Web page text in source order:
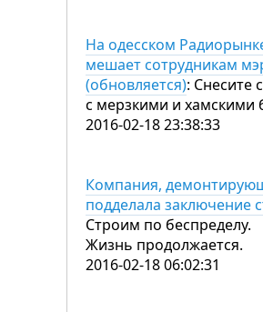
На одесском
мешает сотрудникам
(обновляется): Снесите
с мерзкими и хамскими
2016-02-18 23:38:33
Компания,
подделала заключение
Строим по беспределу.
Жизнь продолжается.
2016-02-18 06:02:31